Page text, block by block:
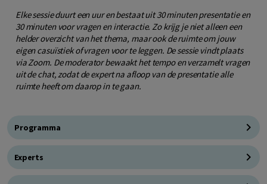
Elke sessie duurt een uur en bestaat uit 30 minuten presentatie en
30 minuten voor vragen en interactie. Zo krijg je niet alleen een
helder overzicht van het thema, maar ook de ruimte om jouw
eigen casuïstiek of vragen voor te leggen. De sessie vindt plaats
via Zoom. De moderator bewaakt het tempo en verzamelt vragen
uit de chat, zodat de expert na afloop van de presentatie alle
ruimte heeft om daarop in te gaan.
Programma
Experts